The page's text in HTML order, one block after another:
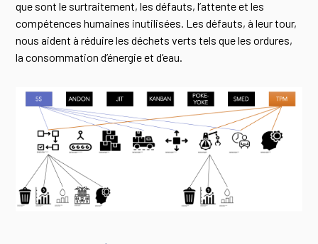
que sont le surtraitement, les défauts, l’attente et les
compétences humaines inutilisées. Les défauts, à leur tour,
nous aident à réduire les déchets verts tels que les ordures,
la consommation d’énergie et d’eau.